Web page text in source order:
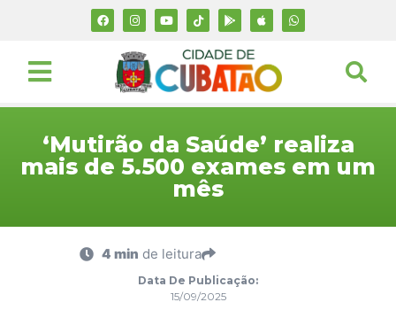
‘Mutirão da Saúde’ realiza
mais de 5.500 exames em um
mês
4 min de leitura
Data De Publicação:
15/09/2025